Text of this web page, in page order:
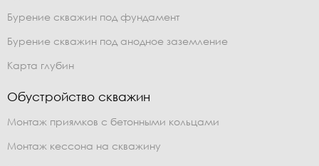
Бурение скважин под фундамент
Бурение скважин под анодное заземление
Карта глубин
Обустройство скважин
Монтаж приямков с бетонными кольцами
Монтаж кессона на скважину